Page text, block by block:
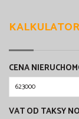
CENA
VAT OD TAKSY